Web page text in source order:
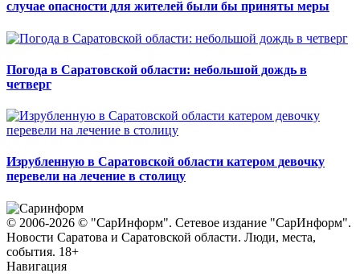
случае опасности для жителей были бы приняты меры
Погода в Саратовской области: небольшой дождь в
четверг
Изрубленную в Саратовской области катером девочку
перевели на лечение в столицу
© 2006-2026 © "СарИнформ". Сетевое издание "СарИнформ".
Новости Саратова и Саратовской области. Люди, места,
события. 18+
Навигация